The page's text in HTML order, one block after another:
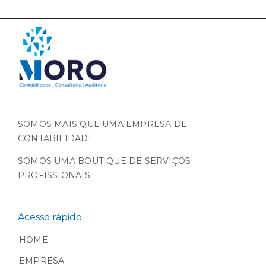
SOMOS MAIS QUE UMA EMPRESA DE
CONTABILIDADE
SOMOS UMA BOUTIQUE DE SERVIÇOS
PROFISSIONAIS.
Acesso rápido
HOME
EMPRESA